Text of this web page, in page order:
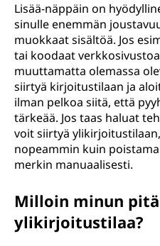
Lisää-näppäin on
sinulle enemmän
muokkaat sisältöä. Jos
tai koodaat
muuttamatta olemassa
siirtyä kirjoitustilaan ja
ilman pelkoa siitä, että
tärkeää. Jos taas haluat
voit siirtyä
nopeammin kuin
merkin manuaalisesti.
Milloin minun
ylikirjoitustilaa?